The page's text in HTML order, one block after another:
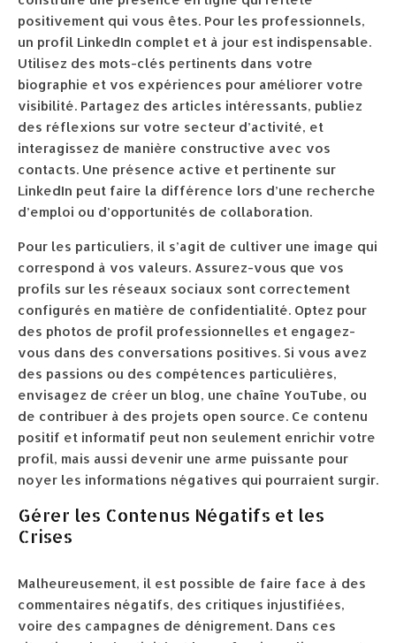
positivement qui vous êtes. Pour les professionnels,
un profil LinkedIn complet et à jour est indispensable.
Utilisez des mots-clés pertinents dans votre
biographie et vos expériences pour améliorer votre
visibilité. Partagez des articles intéressants, publiez
des réflexions sur votre secteur d’activité, et
interagissez de manière constructive avec vos
contacts. Une présence active et pertinente sur
LinkedIn peut faire la différence lors d’une recherche
d’emploi ou d’opportunités de collaboration.
Pour les particuliers, il s’agit de cultiver une image qui
correspond à vos valeurs. Assurez-vous que vos
profils sur les réseaux sociaux sont correctement
configurés en matière de confidentialité. Optez pour
des photos de profil professionnelles et engagez-
vous dans des conversations positives. Si vous avez
des passions ou des compétences particulières,
envisagez de créer un blog, une chaîne YouTube, ou
de contribuer à des projets open source. Ce contenu
positif et informatif peut non seulement enrichir votre
profil, mais aussi devenir une arme puissante pour
noyer les informations négatives qui pourraient surgir.
Gérer les Contenus Négatifs et les
Crises
Malheureusement, il est possible de faire face à des
commentaires négatifs, des critiques injustifiées,
voire des campagnes de dénigrement. Dans ces